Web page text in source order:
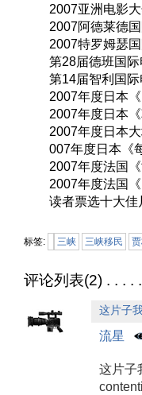
2007亚洲电影大
2007阿德莱德国
2007特罗姆瑟国
第28届德班国际
第14届智利国际
2007年度日本《
2007年度日本《
2007年度日本大
007年度日本《每
2007年度法国《
2007年度法国《
读者票选十大佳
标签: 三峡 三峡移民
评论列表(2) . . . .
这片子
流星
这片子